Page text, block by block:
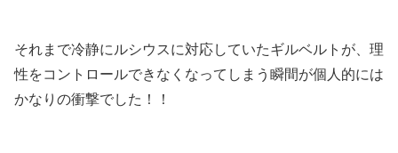
それまで冷静にルシウスに対応していたギルベルトが、理
性をコントロールできなくなってしまう瞬間が個人的には
かなりの衝撃でした！！